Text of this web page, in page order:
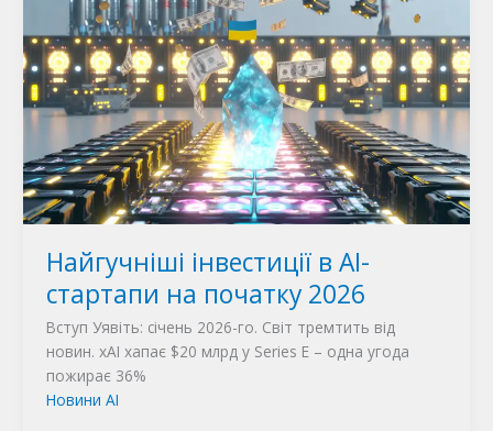
Найгучніші інвестиції в AI-
стартапи на початку 2026
Вступ Уявіть: січень 2026-го. Світ тремтить від
новин. xAI хапає $20 млрд у Series E – одна угода
пожирає 36%
Новини AI